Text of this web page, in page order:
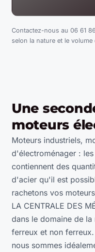
Contactez-nous au 06 61
selon la nature et le volume
Une
moteurs
Moteurs industriels,
d'électroménager :
contiennent des
d'acier qu'il est
rachetons vos
LA CENTRALE DES
dans le domaine de
ferreux et non
nous sommes